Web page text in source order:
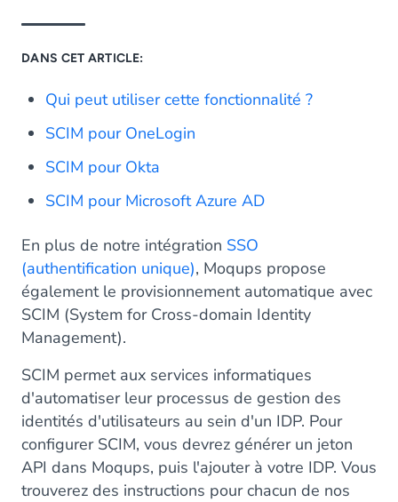
DANS CET ARTICLE:
Qui peut utiliser cette fonctionnalité ?
SCIM pour OneLogin
SCIM pour Okta
SCIM pour Microsoft Azure AD
En plus de notre intégration SSO
(authentification unique), Moqups propose
également le provisionnement automatique avec
SCIM (System for Cross-domain Identity
Management).
SCIM permet aux services informatiques
d'automatiser leur processus de gestion des
identités d'utilisateurs au sein d'un IDP. Pour
configurer SCIM, vous devrez générer un jeton
API dans Moqups, puis l'ajouter à votre IDP. Vous
trouverez des instructions pour chacun de nos